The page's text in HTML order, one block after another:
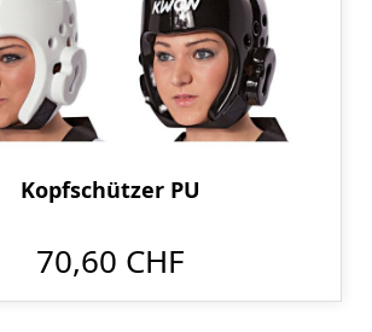
Kopfschützer PU
70,60 CHF